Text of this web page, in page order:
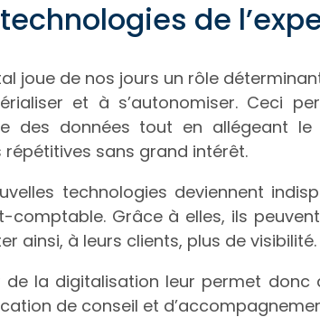
de
joue de nos jours un rôle
et à s’autonomiser. Ceci
des données tout en allégeant
répétitives sans grand intérêt.
technologies deviennent
comptable. Grâce à elles, ils
ainsi, à leurs clients, plus de visibilité.
de la digitalisation leur permet
de conseil et